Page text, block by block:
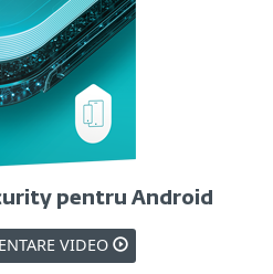
pentru Android
VIDEO